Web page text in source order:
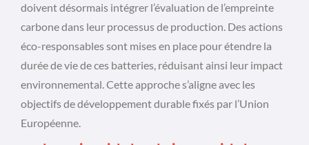
doivent désormais intégrer l’évaluation de l’empreinte
carbone dans leur processus de production. Des actions
éco-responsables sont mises en place pour étendre la
durée de vie de ces batteries, réduisant ainsi leur impact
environnemental. Cette approche s’aligne avec les
objectifs de développement durable fixés par l’Union
Européenne.